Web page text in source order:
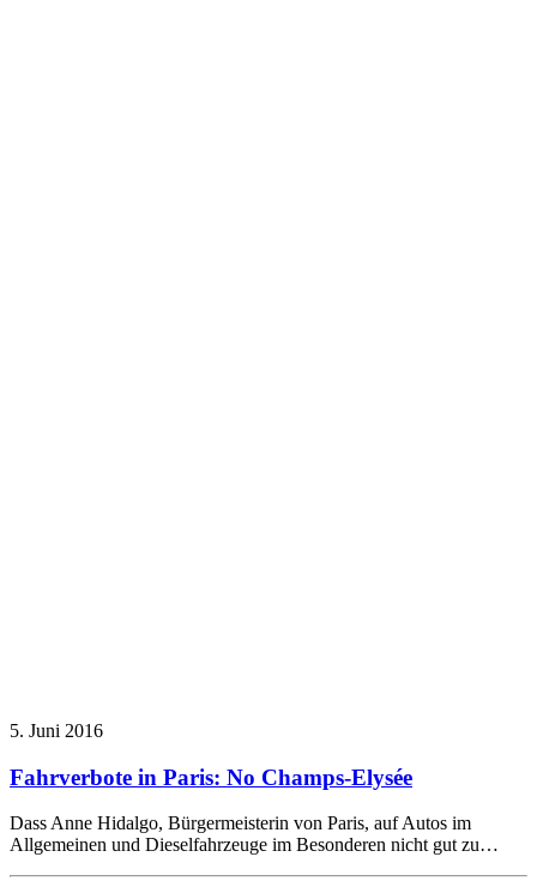
5. Juni 2016
Fahrverbote in Paris: No Champs-Elysée
Dass Anne Hidalgo, Bürgermeisterin von Paris, auf Autos im
Allgemeinen und Dieselfahrzeuge im Besonderen nicht gut zu…